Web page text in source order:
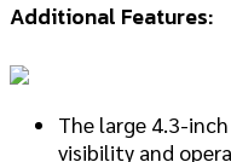
Additional Features:
The large 4.3-
visibility and